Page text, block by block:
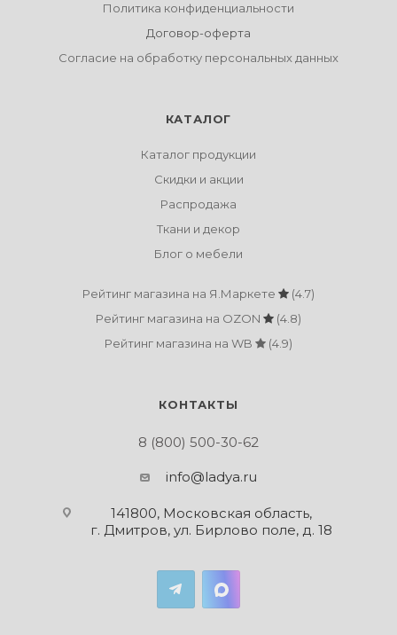
Политика конфиденциальности
Договор-оферта
Согласие на обработку персональных данных
КАТАЛОГ
Каталог продукции
Скидки и акции
Распродажа
Ткани и декор
Блог о мебели
Рейтинг магазина на Я.Маркете
(4.7)
Рейтинг магазина на OZON
(4.8)
Рейтинг магазина на WB
(4.9)
КОНТАКТЫ
8 (800) 500-30-62
info@ladya.ru
141800, Московская область,
г. Дмитров, ул. Бирлово поле, д. 18